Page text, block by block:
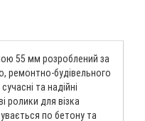
55 мм розроблений за
ремонтно-будівельного
та надійні
ролики для візка
по бетону та